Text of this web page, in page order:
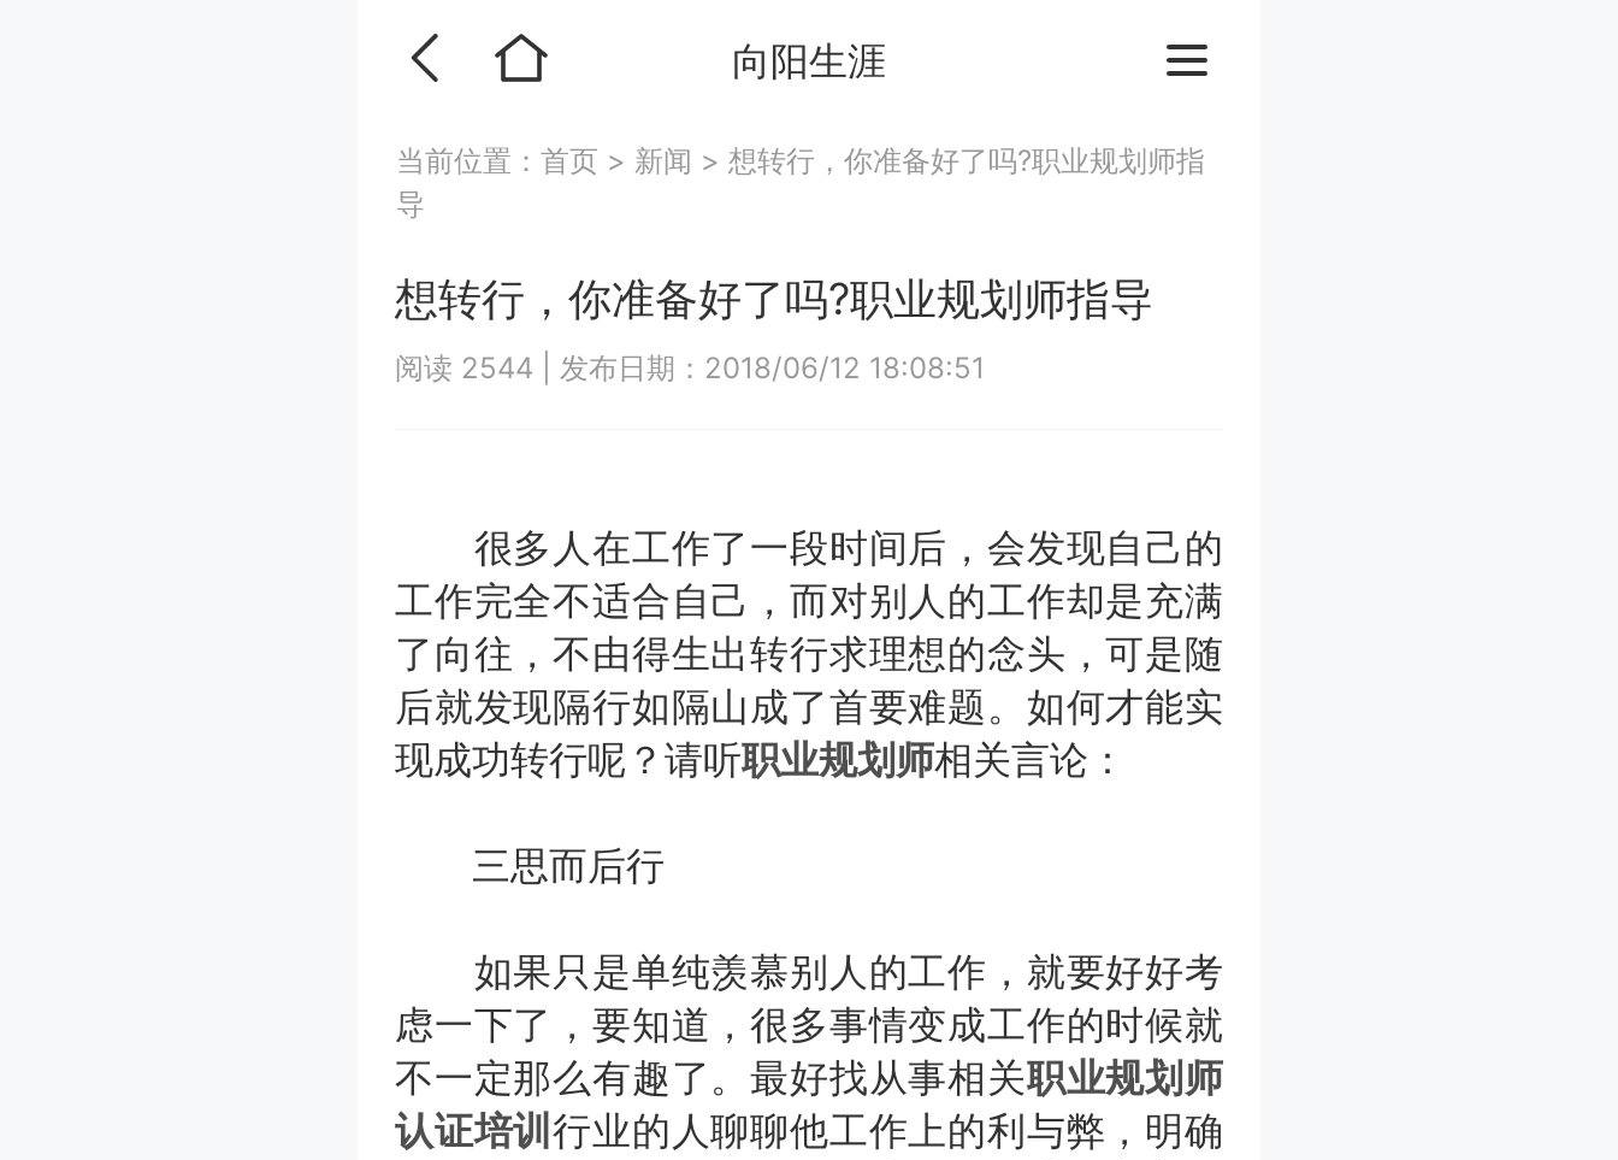
向阳生涯
当前位置： 首页 > 新闻 > 想转行，你准备好了吗?职业规划师指
导
想转行，你准备好了吗?职业规划师指导
阅读 2544 发布日期：2018/06/12 18:08:51
很多人在工作了一段时间后，会发现自己的
工作完全不适合自己，而对别人的工作却是充满
了向往，不由得生出转行求理想的念头，可是随
后就发现隔行如隔山成了首要难题。如何才能实
现成功转行呢？请听职业规划师相关言论：
三思而后行
如果只是单纯羡慕别人的工作，就要好好考
虑一下了，要知道，很多事情变成工作的时候就
不一定那么有趣了。最好找从事相关职业规划师
认证培训行业的人聊聊他工作上的利与弊，明确